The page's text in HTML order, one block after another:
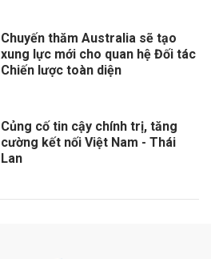
Chuyến thăm Australia sẽ tạo
xung lực mới cho quan hệ Đối tác
Chiến lược toàn diện
Củng cố tin cậy chính trị, tăng
cường kết nối Việt Nam - Thái
Lan